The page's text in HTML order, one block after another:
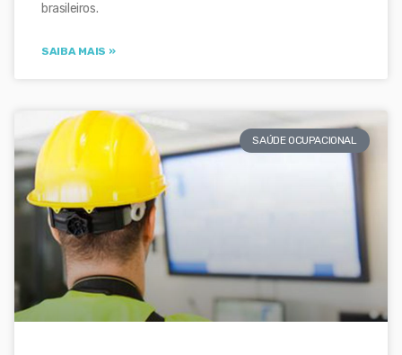
brasileiros.
SAIBA MAIS »
SAÚDE OCUPACIONAL